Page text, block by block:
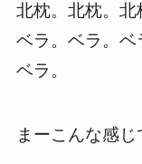
北枕。北枕。北
ベラ。ベラ。ベ
ベラ。
まーこんな感じ